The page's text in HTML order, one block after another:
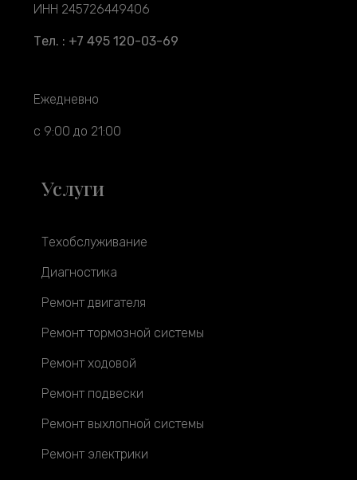
ИНН 245726449406
Тел. : +7 495 120-03-69
Ежедневно
с 9:00 до 21:00
Услуги
Техобслуживание
Диагностика
Ремонт двигателя
Ремонт тормозной системы
Ремонт ходовой
Ремонт подвески
Ремонт выхлопной системы
Ремонт электрики